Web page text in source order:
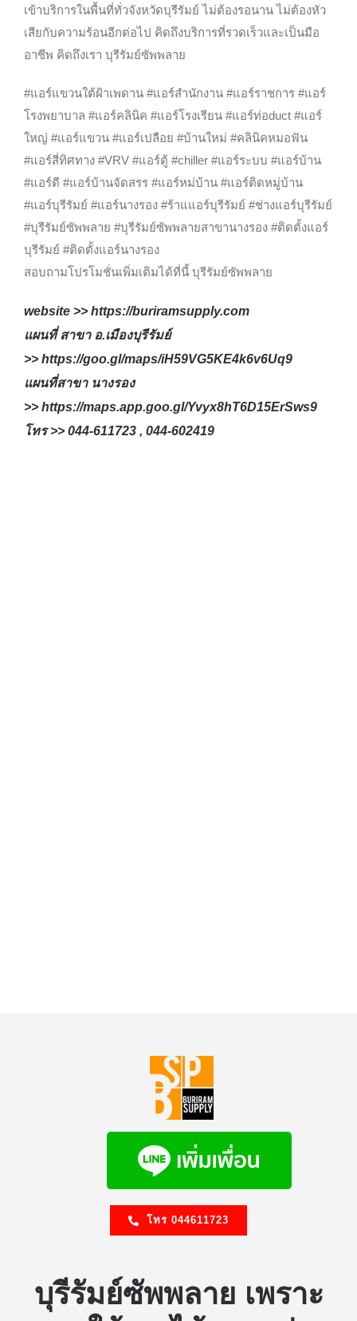
เข้าบริการในพื้นที่ทั่วจังหวัดบุรีรัมย์ ไม่ต้องรอนาน ไม่ต้องหัว
เสียกับความร้อนอีกต่อไป คิดถึงบริการที่รวดเร็วและเป็นมือ
อาชีพ คิดถึงเรา บุรีรัมย์ซัพพลาย
#แอร์แขวนใต้ฝ้าเพดาน #แอร์สำนักงาน #แอร์ราชการ #แอร์
โรงพยาบาล #แอร์คลินิค #แอร์โรงเรียน #แอร์ท่อduct #แอร์
ใหญ่ #แอร์แขวน #แอร์เปลือย #บ้านใหม่ #คลินิคหมอฟัน
#แอร์สี่ทิศทาง #VRV #แอร์ตู้ #chiller #แอร์ระบบ #แอร์บ้าน
#แอร์ดี #แอร์บ้านจัดสรร #แอร์หม่บ้าน #แอร์ติดหมู่บ้าน
#แอร์บุรีรัมย์ #แอร์นางรอง #ร้าแแอร์บุรีรัมย์ #ช่างแอร์บุรีรัมย์
#บุรีรัมย์ซัพพลาย #บุรีรัมย์ซัพพลายสาขานางรอง #ติดตั้งแอร์
บุรีรัมย์ #ติดตั้งแอร์นางรอง
สอบถามโปรโมชั่นเพิ่มเติมได้ที่นี้ บุรีรัมย์ซัพพลาย
website >> https://buriramsupply.com
แผนที่ สาขา อ.เมืองบุรีรัมย์
>> https://goo.gl/maps/iH59VG5KE4k6v6Uq9
แผนที่สาขา นางรอง
>> https://maps.app.goo.gl/Yvyx8hT6D15ErSws9
โทร >> 044-611723 , 044-602419
โทร 044611723
บุรีรัมย์ซัพพลาย เพราะ